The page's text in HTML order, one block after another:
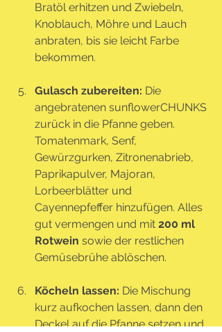
Bratöl erhitzen und Zwiebeln,
Knoblauch, Möhre und Lauch
anbraten, bis sie leicht Farbe
bekommen.
Gulasch zubereiten: Die
angebratenen sunflowerCHUNKS
zurück in die Pfanne geben.
Tomatenmark, Senf,
Gewürzgurken, Zitronenabrieb,
Paprikapulver, Majoran,
Lorbeerblätter und
Cayennepfeffer hinzufügen. Alles
gut vermengen und mit 200 ml
Rotwein sowie der restlichen
Gemüsebrühe ablöschen.
Köcheln lassen: Die Mischung
kurz aufkochen lassen, dann den
Deckel auf die Pfanne setzen und